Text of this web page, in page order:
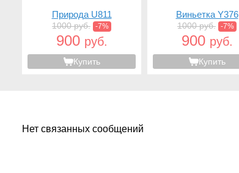
Природа U811
1000 руб. -7%
900 руб.
Купить
Виньетка Y376
1000 руб. -7%
900 руб.
Купить
Нет связанных сообщений